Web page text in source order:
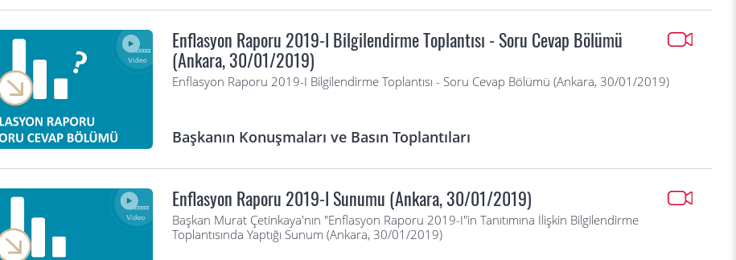
Enflasyon Raporu 2019-I Bilgilendirme Toplantısı - Soru Cevap Bölümü
(Ankara, 30/01/2019)
Enflasyon Raporu 2019-I Bilgilendirme Toplantısı - Soru Cevap Bölümü (Ankara, 30/01/2019)
Başkanın Konuşmaları ve Basın Toplantıları
Enflasyon Raporu 2019-I Sunumu (Ankara, 30/01/2019)
Başkan Murat Çetinkaya'nın "Enflasyon Raporu 2019-I"in Tanıtımına İlişkin Bilgilendirme
Toplantısında Yaptığı Sunum (Ankara, 30/01/2019)